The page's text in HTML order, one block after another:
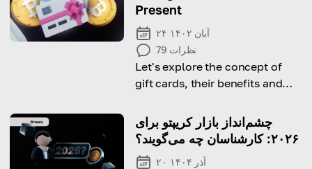
Present
۲۴ آبان ۱۴۰۲
79 نظرات
Let's explore the concept of
gift cards, their benefits and
choice for different occasions
چشم‌انداز بازار کریپتو برای
۲۰۲۶: کارشناسان چه می‌گویند؟
۲۰ آذر ۱۴۰۴